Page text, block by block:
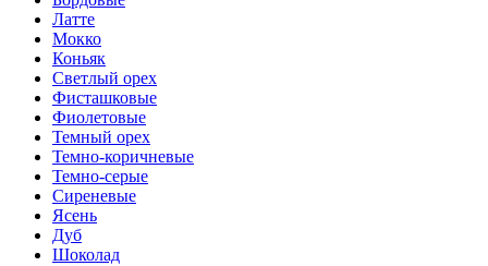
Латте
Мокко
Коньяк
Светлый орех
Фисташковые
Фиолетовые
Темный орех
Темно-коричневые
Темно-серые
Сиреневые
Ясень
Дуб
Шоколад